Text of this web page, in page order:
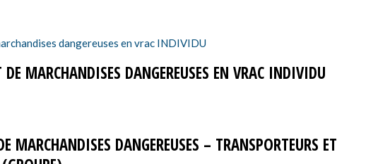
MARCHANDISES DANGEREUSES EN VRAC INDIVIDU
MARCHANDISES DANGEREUSES – TRANSPORTEURS ET